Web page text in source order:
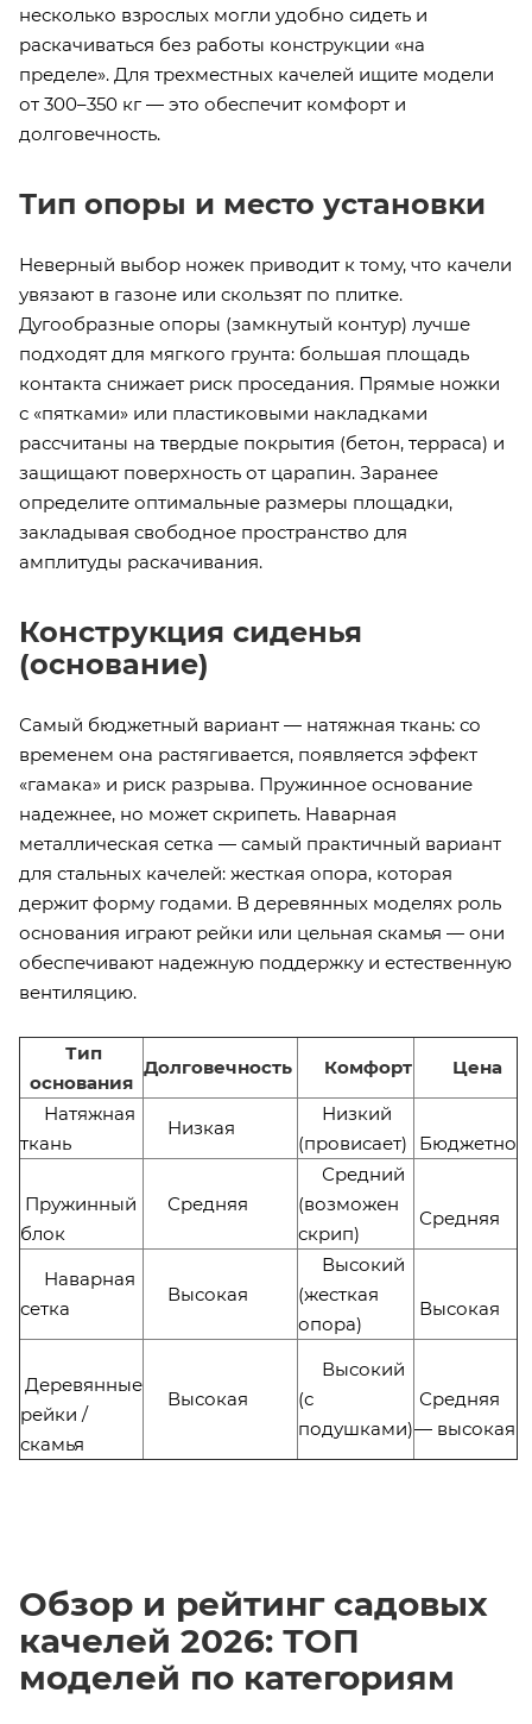
несколько взрослых могли удобно сидеть и
раскачиваться без работы конструкции «на
пределе». Для трехместных качелей ищите модели
от 300–350 кг — это обеспечит комфорт и
долговечность.
Тип опоры и место установки
Неверный выбор ножек приводит к тому, что качели
увязают в газоне или скользят по плитке.
Дугообразные опоры (замкнутый контур) лучше
подходят для мягкого грунта: большая площадь
контакта снижает риск проседания. Прямые ножки
с «пятками» или пластиковыми накладками
рассчитаны на твердые покрытия (бетон, терраса) и
защищают поверхность от царапин. Заранее
определите оптимальные размеры площадки,
закладывая свободное пространство для
амплитуды раскачивания.
Конструкция сиденья
(основание)
Самый бюджетный вариант — натяжная ткань: со
временем она растягивается, появляется эффект
«гамака» и риск разрыва. Пружинное основание
надежнее, но может скрипеть. Наварная
металлическая сетка — самый практичный вариант
для стальных качелей: жесткая опора, которая
держит форму годами. В деревянных моделях роль
основания играют рейки или цельная скамья — они
обеспечивают надежную поддержку и естественную
вентиляцию.
Тип
основания
Долговечность Комфорт Цена
Натяжная
ткань
Низкая
Низкий
(провисает)
Бюджетно
Пружинный
блок
Средняя
Средний
(возможен
скрип)
Средняя
Наварная
сетка
Высокая
Высокий
(жесткая
опора)
Высокая
Деревянные
рейки /
скамья
Высокая
Высокий
(с
подушками)
Средняя
— высокая
Обзор и рейтинг садовых
качелей 2026: ТОП
моделей по категориям